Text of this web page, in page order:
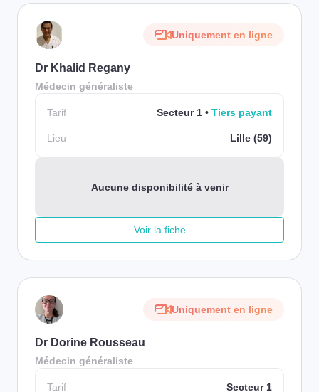
Uniquement en ligne
Dr Khalid Regany
Médecin généraliste
Tarif Secteur 1 Tiers payant
Lieu Lille (59)
Aucune disponibilité à venir
Voir la fiche
Uniquement en ligne
Dr Dorine Rousseau
Médecin généraliste
Tarif Secteur 1